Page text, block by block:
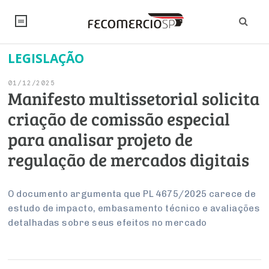
NOTÍCIAS
Editorial
Artigos
Institucional
Debates Fecomercio-SP
PROJETOS ESPECIAIS:
UM BRASIL
Economia
Pesquisas
Brasil
Internacional
Modernização do Estado
Inteligência Artificial
Legislação
Empresas
Arbitragem e Mediação
Varejo
Sustentabilidade
SINDICATOS
PESQUISAS
FALE CONOSCO
Sobre
CONSELHOS
Conselho de Emprego e Relações do Trabalho
LEGISLAÇÃO
01/12/2025
Manifesto multissetorial solicita
criação de comissão especial
para analisar projeto de
regulação de mercados digitais
O documento argumenta que PL 4675/2025 carece de
estudo de impacto, embasamento técnico e avaliações
detalhadas sobre seus efeitos no mercado